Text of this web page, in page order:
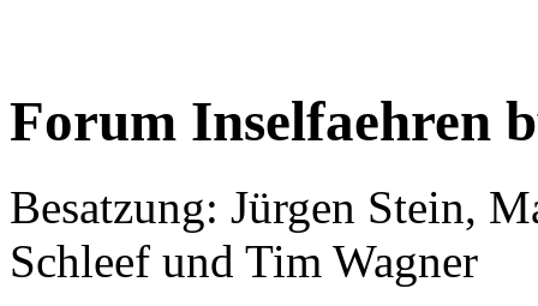
Forum Inselfaehren
Besatzung: Jürgen Stein,
Schleef und Tim Wagner